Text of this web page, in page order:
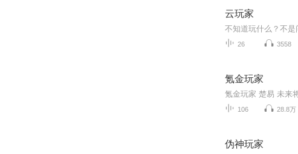
云玩家
26 3558
氪金玩家
氪金玩家 楚易 未来
106 28.8万
伪神玩家